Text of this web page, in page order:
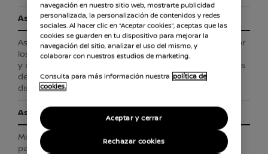
Asientos inspirados en la gravedad cero
Asientos inspirados por la postura neutra adoptada por
los astronautas en el espacio,
y usando niveles variados y esmeradamente calculados
de apoyo de las
distintas partes del cuerpo.
Asistente de Aparcamiento Automático
Mide el tamaño de un espacio de aparcamiento en
paralelo disponible y ayuda a aparcar
navegación en nuestro sitio web, mostrarte publicidad
personalizada, la personalización de contenidos y redes
sociales. Al hacer clic en “Aceptar cookies”, aceptas que las
cookies se guarden en tu dispositivo para mejorar la
navegación del sitio, analizar el uso del mismo, y
colaborar con nuestros estudios de marketing.
Consulta para más información nuestra política de
cookies.
Rechazar cookies
Aceptar y cerrar